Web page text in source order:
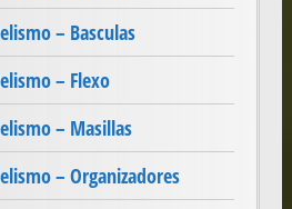
– Basculas
– Flexo
– Masillas
– Organizadores